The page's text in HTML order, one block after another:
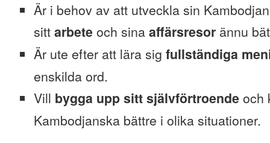
Är i behov av att utveckla sin
sitt arbete och sina affärsresor ännu
Är ute efter att lära sig fullständiga
enskilda ord.
Vill bygga upp sitt självförtroende och
Kambodjanska bättre i olika situationer.